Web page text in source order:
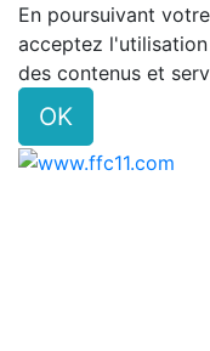
En poursuivant
acceptez
des contenus et
OK